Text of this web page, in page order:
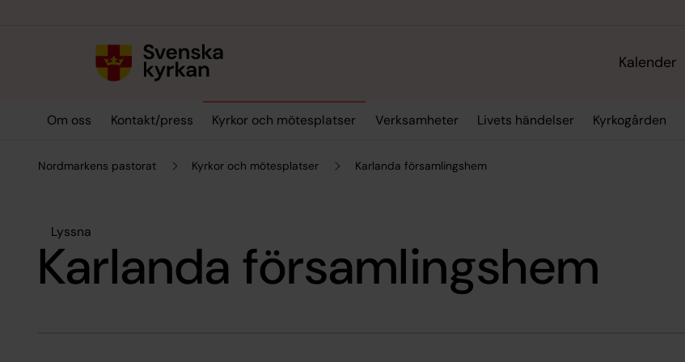
Kalender
Om oss Kontakt/press Kyrkor och mötesplatser Verksamheter Livets händelser Kyrkogården
Nordmarkens pastorat Kyrkor och mötesplatser Karlanda församlingshem
Lyssna
Karlanda församlingshem